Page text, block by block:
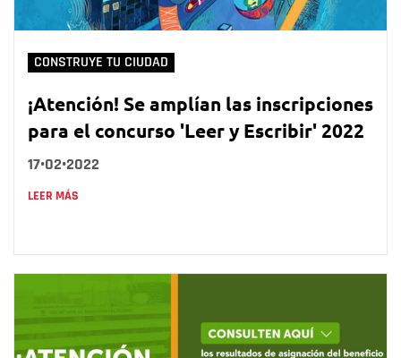
CONSTRUYE TU CIUDAD
¡Atención! Se amplían las inscripciones
para el concurso 'Leer y Escribir' 2022
17•02•2022
LEER MÁS